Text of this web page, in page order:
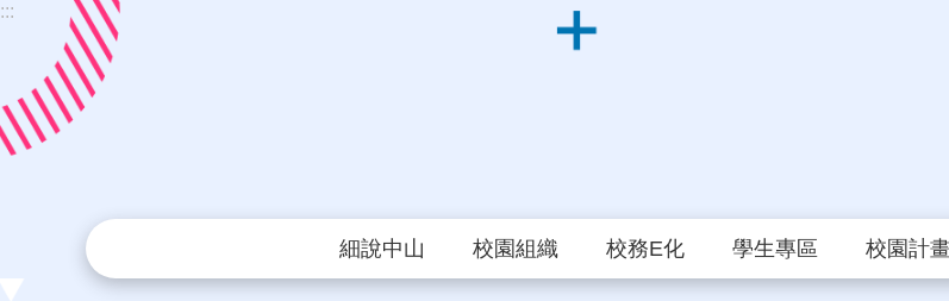
跳到主要內容區塊
:::
細說中山 校園組織 校務E化 學生專區 校園計